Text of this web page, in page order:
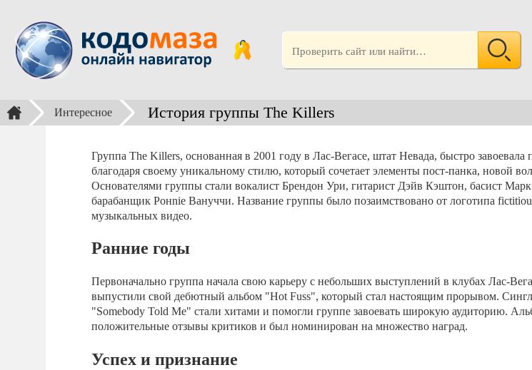
Интересное История группы The Killers
Группа The Killers, основанная в 2001 году в Лас-Вегасе, штат Невада, быстро завоевала
благодаря своему уникальному стилю, который сочетает элементы пост-панка, новой
Основателями группы стали вокалист Брендон Ури, гитарист Дэйв Кэштон, басист
барабанщик Ронnie Вануччи. Название группы было позаимствовано от логотипа
музыкальных видео.
Ранние годы
Первоначально группа начала свою карьеру с небольших выступлений в клубах Лас-
выпустили свой дебютный альбом "Hot Fuss", который стал настоящим прорывом.
"Somebody Told Me" стали хитами и помогли группе завоевать широкую аудиторию.
положительные отзывы критиков и был номинирован на множество наград.
Успех и признание